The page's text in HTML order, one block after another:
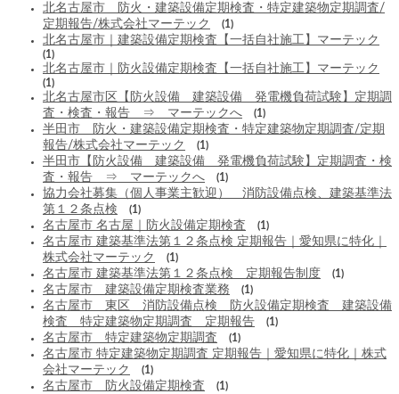
北名古屋市 防火・建築設備定期検査・特定建築物定期調査/
定期報告/株式会社マーテック
(1)
北名古屋市｜建築設備定期検査【一括自社施工】マーテック
(1)
北名古屋市｜防火設備定期検査【一括自社施工】マーテック
(1)
北名古屋市区【防火設備 建築設備 発電機負荷試験】定期調
査・検査・報告 ⇒ マーテックへ
(1)
半田市 防火・建築設備定期検査・特定建築物定期調査/定期
報告/株式会社マーテック
(1)
半田市【防火設備 建築設備 発電機負荷試験】定期調査・検
査・報告 ⇒ マーテックへ
(1)
協力会社募集（個人事業主歓迎） 消防設備点検、建築基準法
第１２条点検
(1)
名古屋市 名古屋｜防火設備定期検査 (1)
名古屋市 建築基準法第１２条点検 定期報告｜愛知県に特化｜
株式会社マーテック
(1)
名古屋市 建築基準法第１２条点検 定期報告制度 (1)
名古屋市 建築設備定期検査業務 (1)
名古屋市 東区 消防設備点検 防火設備定期検査 建築設備
検査 特定建築物定期調査 定期報告
(1)
名古屋市 特定建築物定期調査 (1)
名古屋市 特定建築物定期調査 定期報告｜愛知県に特化｜株式
会社マーテック
(1)
名古屋市 防火設備定期検査 (1)